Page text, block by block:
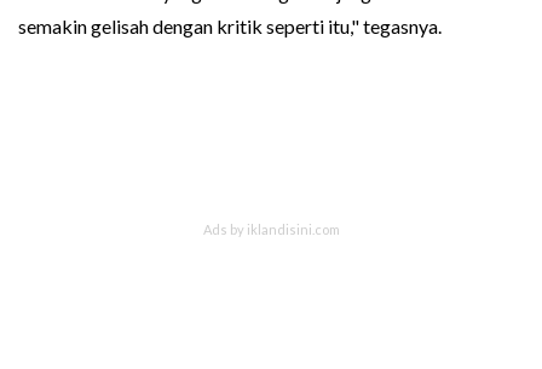
semakin gelisah dengan kritik seperti itu," tegasnya.